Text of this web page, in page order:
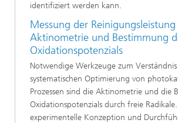
identifiziert werden kann.
Messung der
Aktinometrie und Bestimmung
Oxidationspotenzials
Notwendige Werkzeuge zum
systematischen Optimierung von
Prozessen sind die Aktinometrie und die
Oxidationspotenzials durch freie
experimentelle Konzeption und